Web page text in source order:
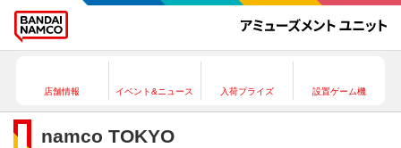
店舗情報 イベント&ニュース 入荷プライズ 設置ゲーム機
namco TOKYO